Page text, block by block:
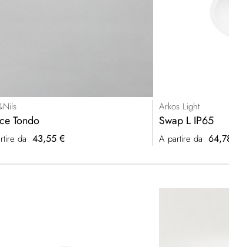
Tondo
da 43,55 €
Arkos Light
Swap L IP65
A partire da